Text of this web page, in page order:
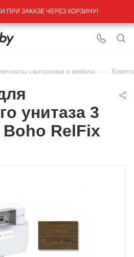
ПРИ ЗАКАЗЕ ЧЕРЕЗ КОРЗИНУ!
сантехники и мебели —
унитаза 3
RelFix